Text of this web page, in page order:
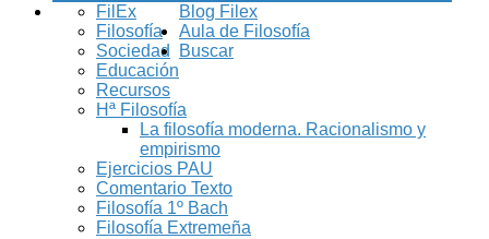
Blog Filex
FilEx
Filosofía
Sociedad
Educación
Recursos
Aula de Filosofía
Hª Filosofía
La filosofía moderna. Racionalismo y
empirismo
Ejercicios PAU
Comentario Texto
Filosofía 1º Bach
Filosofía Extremeña
Buscar